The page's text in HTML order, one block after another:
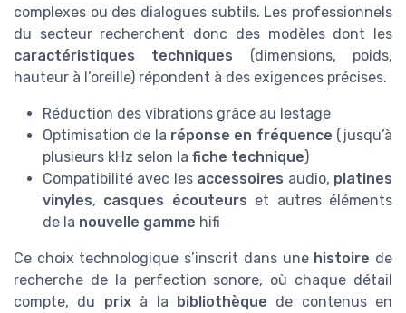
complexes ou des dialogues subtils. Les professionnels
du secteur recherchent donc des modèles dont les
caractéristiques techniques (dimensions, poids,
hauteur à l’oreille) répondent à des exigences précises.
Réduction des vibrations grâce au lestage
Optimisation de la réponse en fréquence (jusqu’à
plusieurs kHz selon la fiche technique)
Compatibilité avec les accessoires audio, platines
vinyles, casques écouteurs et autres éléments
de la nouvelle gamme hifi
Ce choix technologique s’inscrit dans une histoire de
recherche de la perfection sonore, où chaque détail
compte, du prixà la bibliothèque de contenus en